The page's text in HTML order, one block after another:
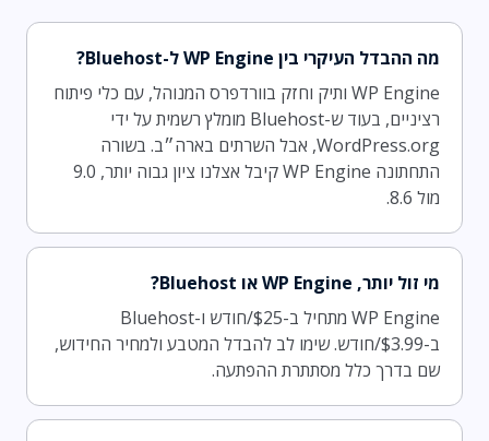
מה ההבדל העיקרי בין WP Engine ל-Bluehost?
WP Engine ותיק וחזק בוורדפרס המנוהל, עם כלי פיתוח
רציניים, בעוד ש-Bluehost מומלץ רשמית על ידי
WordPress.org, אבל השרתים בארה״ב. בשורה
התחתונה WP Engine קיבל אצלנו ציון גבוה יותר, 9.0
מול 8.6.
מי זול יותר, WP Engine או Bluehost?
WP Engine מתחיל ב-$25/חודש ו-Bluehost
ב-$3.99/חודש. שימו לב להבדל המטבע ולמחיר החידוש,
שם בדרך כלל מסתתרת ההפתעה.